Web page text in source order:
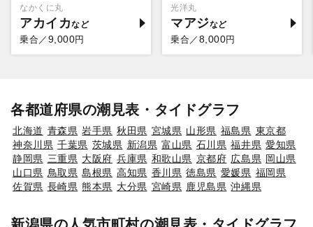
なかくに丸
アカイカ
乗合／ 9,000円
光洋丸
マアジ
乗合／ 8,000円
各都道府県の潮見表・タイドグラフ
北海道 青森県 岩手県 秋田県 宮城県 山形県 福島県 東京都
神奈川県 千葉県 茨城県 新潟県 富山県 石川県 福井県 愛知県
静岡県 三重県 大阪府 兵庫県 和歌山県 京都府 広島県 岡山県
山口県 鳥取県 島根県 高知県 香川県 徳島県 愛媛県 福岡県
佐賀県 長崎県 熊本県 大分県 宮崎県 鹿児島県 沖縄県
新潟県の人気市町村の潮見表・タイドグラフ